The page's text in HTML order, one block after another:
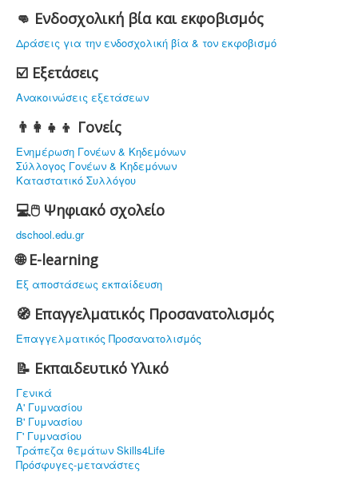
👊 Ενδοσχολική βία και εκφοβισμός
Δράσεις για την ενδοσχολική βία & τον εκφοβισμό
☑️ Εξετάσεις
Ανακοινώσεις εξετάσεων
👨‍👩‍👧‍👦 Γονείς
Ενημέρωση Γονέων & Κηδεμόνων
Σύλλογος Γονέων & Κηδεμόνων
Καταστατικό Συλλόγου
💻🖱️ Ψηφιακό σχολείο
dschool.edu.gr
🌐 E-learning
Εξ αποστάσεως εκπαίδευση
🧭 Επαγγελματικός Προσανατολισμός
Επαγγελματικός Προσανατολισμός
📝 Εκπαιδευτικό Υλικό
Γενικά
Α' Γυμνασίου
Β' Γυμνασίου
Γ' Γυμνασίου
Τράπεζα θεμάτων Skills4Life
Πρόσφυγες-μετανάστες